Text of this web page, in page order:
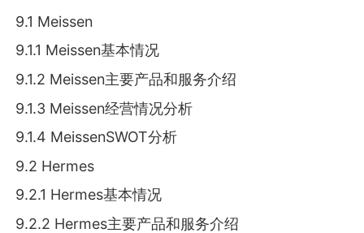
9.1 Meissen
9.1.1 Meissen基本情况
9.1.2 Meissen主要产品和服务介绍
9.1.3 Meissen经营情况分析
9.1.4 MeissenSWOT分析
9.2 Hermes
9.2.1 Hermes基本情况
9.2.2 Hermes主要产品和服务介绍